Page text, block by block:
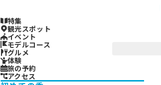
特集
観光スポット
イベント
モデルコース
グルメ
体験
旅の予約
アクセス